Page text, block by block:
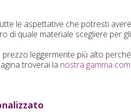
le aspettative che potresti
di quale materiale scegliere per
leggermente più alto
troverai la nostra gamma